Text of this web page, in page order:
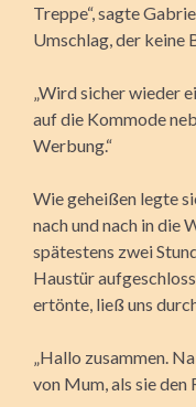
Treppe“, sagte
Umschlag, der keine
„Wird sicher wieder
auf die Kommode
Werbung.“
Wie geheißen legte
nach und nach in die
spätestens zwei
Haustür
ertönte, ließ uns
„Hallo zusammen.
von Mum, als sie den